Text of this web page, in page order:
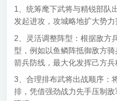
1、统筹麾下武将与精锐部队
发起进攻，攻城略地扩大势力
2、灵活调整阵型：根据敌方
型，例如以鱼鳞阵抵御敌方
箭兵防线，最大化发挥己方兵
3、合理排布武将出战顺序：
排，凭借强劲战力先手压制